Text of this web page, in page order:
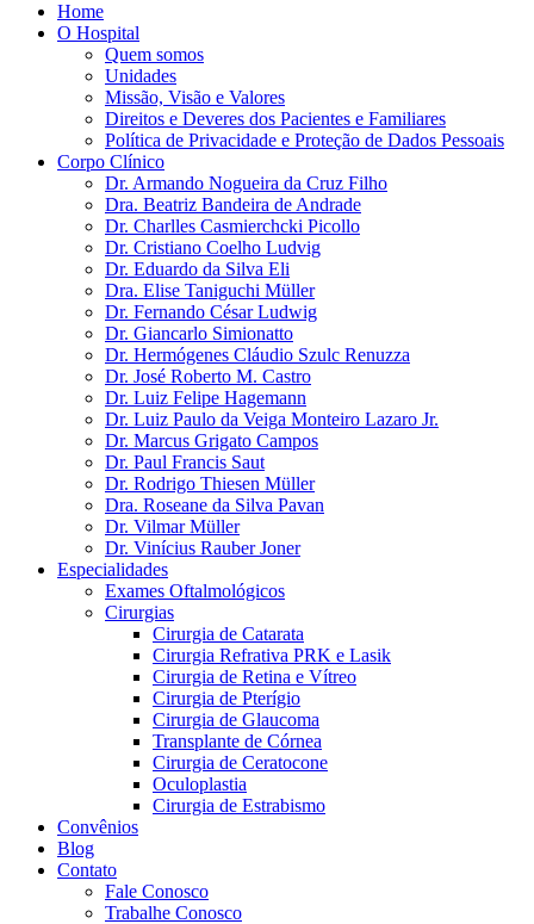
Home
O Hospital
Quem somos
Unidades
Missão, Visão e Valores
Direitos e Deveres dos Pacientes e Familiares
Política de Privacidade e Proteção de Dados Pessoais
Corpo Clínico
Dr. Armando Nogueira da Cruz Filho
Dra. Beatriz Bandeira de Andrade
Dr. Charlles Casmierchcki Picollo
Dr. Cristiano Coelho Ludvig
Dr. Eduardo da Silva Eli
Dra. Elise Taniguchi Müller
Dr. Fernando César Ludwig
Dr. Giancarlo Simionatto
Dr. Hermógenes Cláudio Szulc Renuzza
Dr. José Roberto M. Castro
Dr. Luiz Felipe Hagemann
Dr. Luiz Paulo da Veiga Monteiro Lazaro Jr.
Dr. Marcus Grigato Campos
Dr. Paul Francis Saut
Dr. Rodrigo Thiesen Müller
Dra. Roseane da Silva Pavan
Dr. Vilmar Müller
Dr. Vinícius Rauber Joner
Especialidades
Exames Oftalmológicos
Cirurgias
Cirurgia de Catarata
Cirurgia Refrativa PRK e Lasik
Cirurgia de Retina e Vítreo
Cirurgia de Pterígio
Cirurgia de Glaucoma
Transplante de Córnea
Cirurgia de Ceratocone
Oculoplastia
Cirurgia de Estrabismo
Convênios
Blog
Contato
Fale Conosco
Trabalhe Conosco